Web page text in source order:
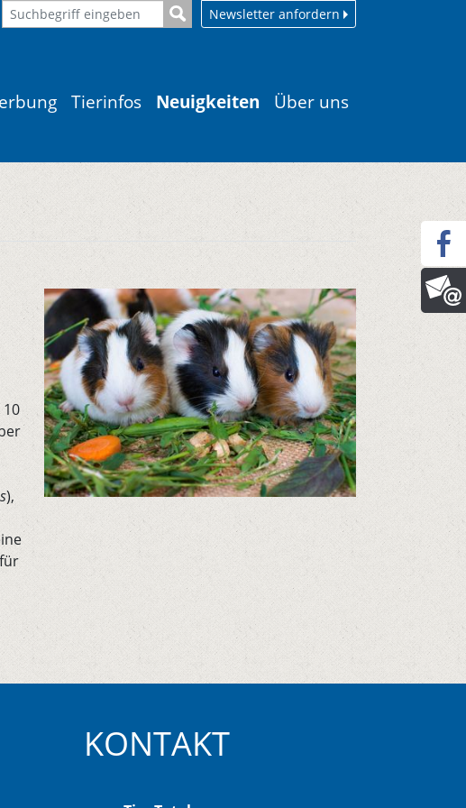
Newsletter anfordern
Tierinfos Neuigkeiten Über uns
),
KONTAKT